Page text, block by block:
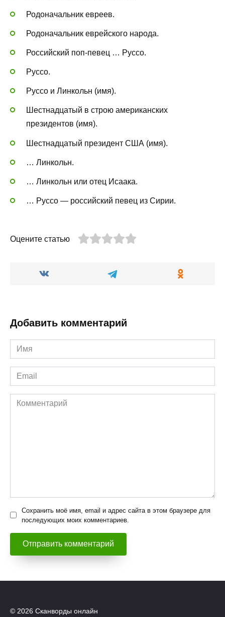
Родоначальник евреев.
Родоначальник еврейского народа.
Российский поп-певец … Руссо.
Руссо.
Руссо и Линкольн (имя).
Шестнадцатый в строю американских
президентов (имя).
Шестнадцатый президент США (имя).
… Линкольн.
… Линкольн или отец Исаака.
… Руссо — российский певец из Сирии.
Оцените статью
Добавить комментарий
Имя
*
Email
*
Комментарий
Сохранить моё имя, email и адрес сайта в этом браузере для
последующих моих комментариев.
© 2026 Сканворды онлайн